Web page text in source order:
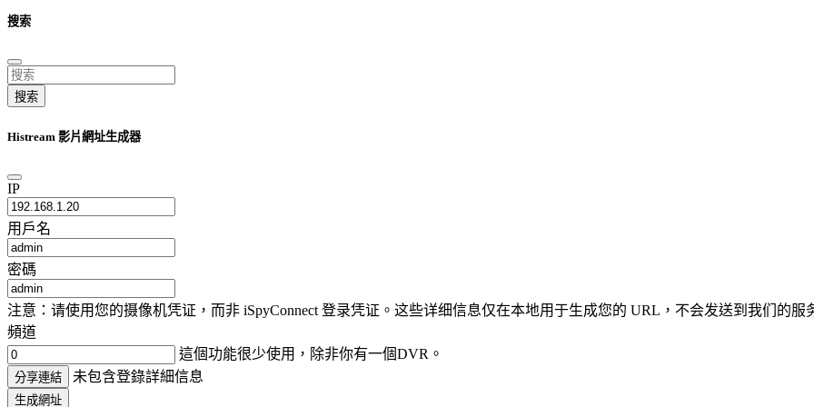
搜索
搜索
Histream 影片網址生成器
IP
用戶名
密碼
注意：请使用您的摄像机凭证，而非 iSpyConnect 登录凭证。这些详细信息仅在本地用于生成您的 URL，不会发送到我们的服
頻道
這個功能很少使用，除非你有一個DVR。
分享連結 未包含登錄詳細信息
生成網址